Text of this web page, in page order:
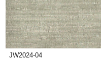
JW2024-04